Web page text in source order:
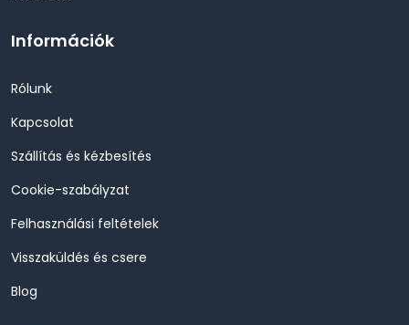
Információk
Rólunk
Kapcsolat
Szállítás és kézbesítés
Cookie-szabályzat
Felhasználási feltételek
Visszaküldés és csere
Blog